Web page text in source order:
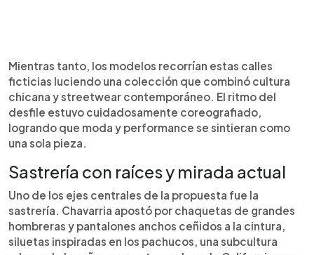
Mientras tanto, los modelos recorrían estas calles
ficticias luciendo una colección que combinó cultura
chicana y streetwear contemporáneo. El ritmo del
desfile estuvo cuidadosamente coreografiado,
logrando que moda y performance se sintieran como
una sola pieza.
Sastrería con raíces y mirada actual
Uno de los ejes centrales de la propuesta fue la
sastrería. Chavarria apostó por chaquetas de grandes
hombreras y pantalones anchos ceñidos a la cintura,
siluetas inspiradas en los pachucos, una subcultura